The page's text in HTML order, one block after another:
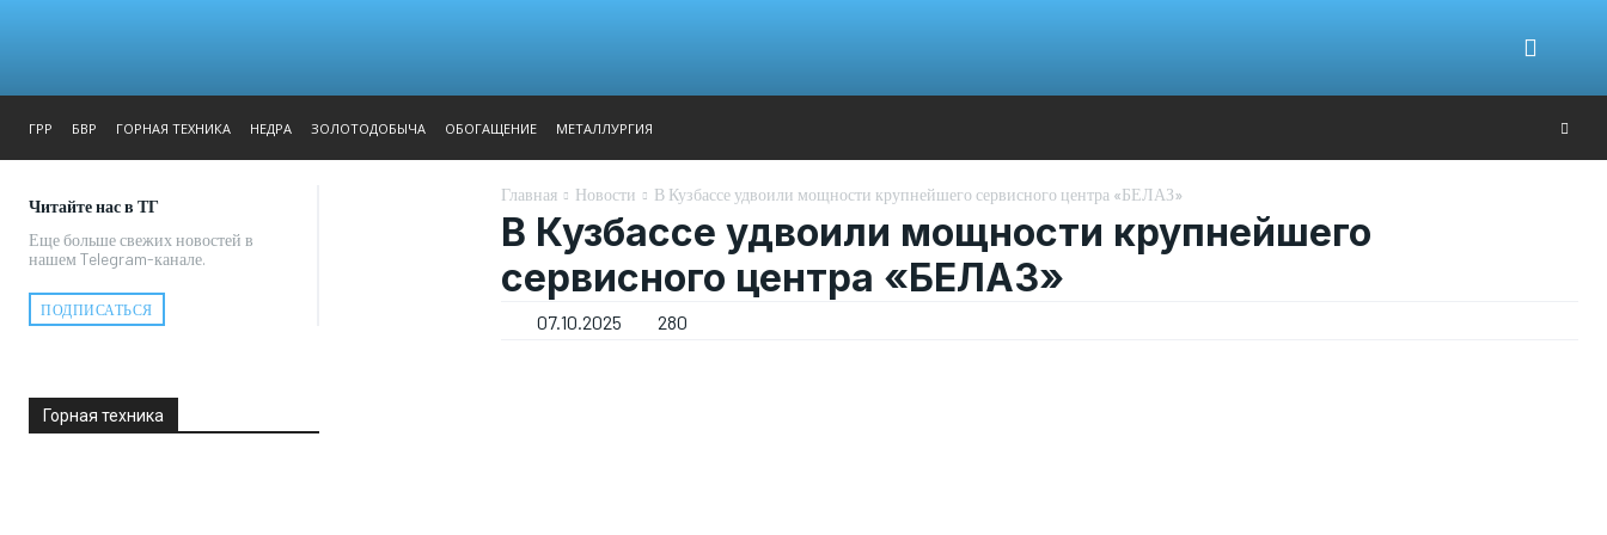
ГРР БВР ГОРНАЯ ТЕХНИКА НЕДРА ЗОЛОТОДОБЫЧА ОБОГАЩЕНИЕ МЕТАЛЛУРГИЯ
Читайте нас в ТГ
Еще больше свежих новостей в
нашем Telegram-канале.
ПОДПИСАТЬСЯ
Горная техника
Главная Новости В Кузбассе удвоили мощности крупнейшего сервисного центра «БЕЛАЗ»
В Кузбассе удвоили мощности крупнейшего
сервисного центра «БЕЛАЗ»
07.10.2025 280